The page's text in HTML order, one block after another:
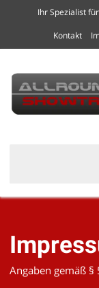
Ihr Spezialist
Kontakt
Angaben gemäß §